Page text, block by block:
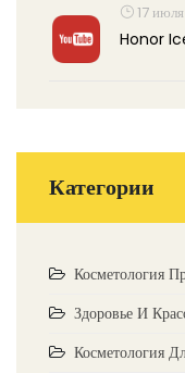
17
Honor
Категории
Косметология
Здоровье И
Косметология